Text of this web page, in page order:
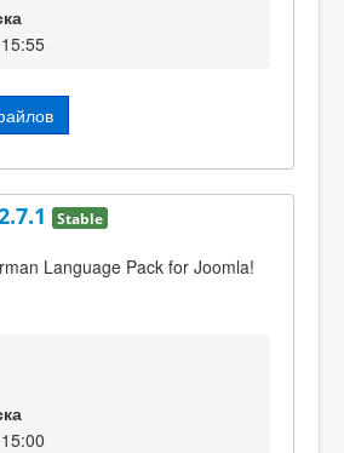
Stable
Language Pack for Joomla!